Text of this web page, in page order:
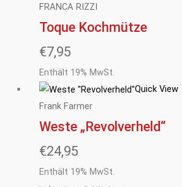
FRANCA RIZZI
Toque Kochmütze
€7,95
Enthält 19% MwSt.
Quick View
Frank Farmer
Weste „Revolverheld“
€24,95
Enthält 19% MwSt.